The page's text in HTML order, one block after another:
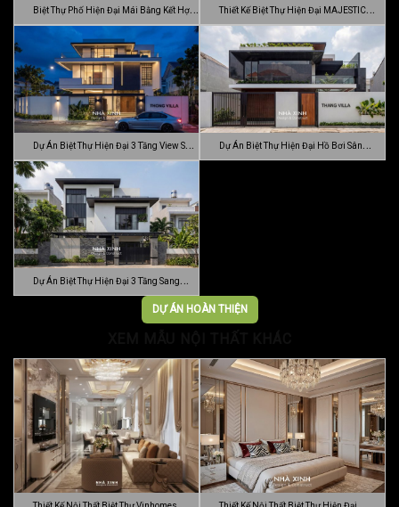
Biệt Thự Phố Hiện Đại Mái Bằng Kết Hợp Thiết Kế Biệt Thự Hiện Đại MAJESTIC
MODE…
Dự Án Biệt Thự Hiện Đại 3 Tầng View Sân
…
Dự Án Biệt Thự Hiện Đại Hồ Bơi Sân
Dự Án Biệt Thự Hiện Đại 3 Tầng Sang
DỰ ÁN HOÀN THIỆN